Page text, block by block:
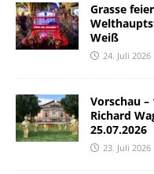
Grasse
Weiß
24. Juli 2026
Vorschau –
Richard
25.07.2026
23. Juli 2026